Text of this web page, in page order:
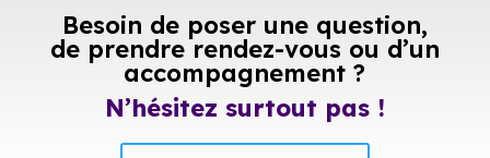
Besoin de poser une question,
de prendre rendez-vous ou d’un
accompagnement ?
N’hésitez surtout pas !